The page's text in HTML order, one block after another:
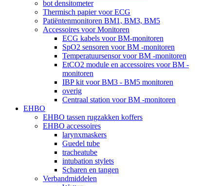
bot densitometer
Thermisch papier voor ECG
Patiëntenmonitoren BM1, BM3, BM5
Accessoires voor Monitoren
ECG kabels voor BM-monitoren
SpO2 sensoren voor BM -monitoren
Temperatuursensor voor BM -monitoren
EtCO2 module en accessoires voor BM -
monitoren
IBP kit voor BM3 - BM5 monitoren
overig
Centraal station voor BM -monitoren
EHBO
EHBO tassen rugzakken koffers
EHBO accessoires
larynxmaskers
Guedel tube
tracheatube
intubation stylets
Scharen en tangen
Verbandmiddelen